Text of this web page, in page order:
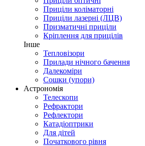
Приціли коліматорні
Приціли лазерні (ЛЦВ)
Призматичні приціли
Кріплення для прицілів
Інше
Тепловізори
Прилади нічного бачення
Далекоміри
Сошки (упори)
Астрономія
Телескопи
Рефрактори
Рефлектори
Катадіоптрики
Для дітей
Початкового рівня